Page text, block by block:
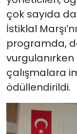
çok sayıda
İstiklal
programda,
çalışmalara
ödüllendirildi.